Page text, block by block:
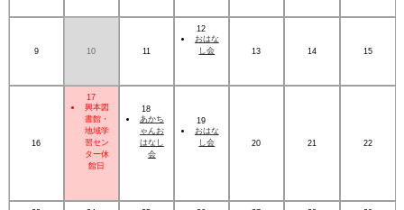
9 10 11
12
おはな
し会
13 14 15
16
17
興本図
書館・
地域学
習セン
ター休
館日
18
あかち
ゃんお
はなし
会
19
おはな
し会
20 21 22